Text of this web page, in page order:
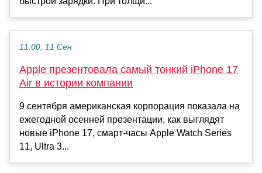
11:00, 11 Сен
Apple презентовала самый тонкий iPhone 17
Air в истории компании
9 сентября американская корпорация показала на
ежегодной осенней презентации, как выглядят
новые iPhone 17, смарт-часы Apple Watch Series
11, Ultra 3...